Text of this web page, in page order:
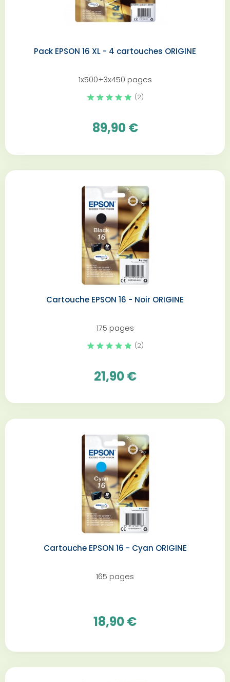
Pack EPSON 16 XL - 4 cartouches ORIGINE
1x500+3x450 pages
(2)
89,90 €
Cartouche EPSON 16 - Noir ORIGINE
175 pages
(2)
21,90 €
Cartouche EPSON 16 - Cyan ORIGINE
165 pages
18,90 €